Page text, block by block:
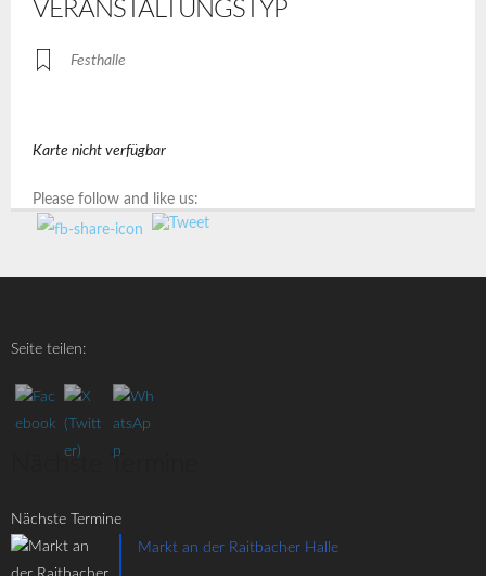
VERANSTALTUNGSTYP
Festhalle
Karte nicht verfügbar
Please follow and like us:
Seite teilen:
Nächste Termine
Nächste Termine
Markt an der Raitbacher Halle